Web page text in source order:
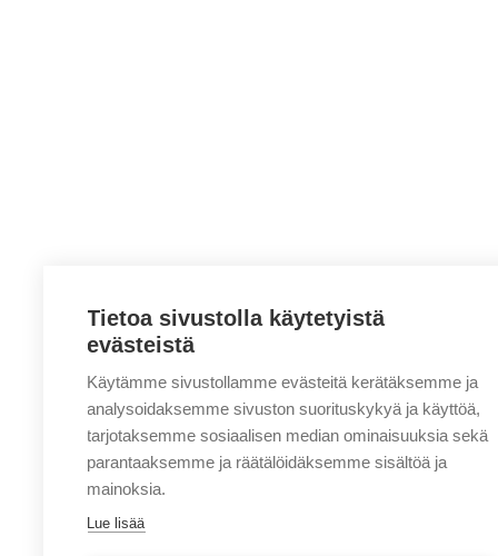
Tietoa sivustolla käytetyistä
evästeistä
Käytämme sivustollamme evästeitä kerätäksemme ja
analysoidaksemme sivuston suorituskykyä ja käyttöä,
tarjotaksemme sosiaalisen median ominaisuuksia sekä
parantaaksemme ja räätälöidäksemme sisältöä ja
mainoksia.
Lue lisää